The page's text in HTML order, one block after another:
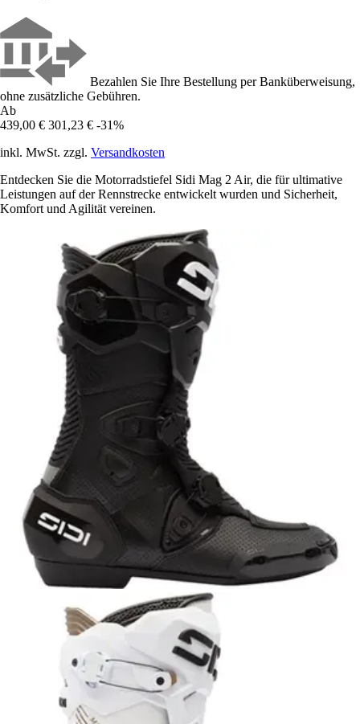
Bezahlen Sie Ihre Bestellung per Banküberweisung,
ohne zusätzliche Gebühren.
Ab
439,00 € 301,23 € -31%
inkl. MwSt. zzgl. Versandkosten
Entdecken Sie die Motorradstiefel Sidi Mag 2 Air, die für ultimative
Leistungen auf der Rennstrecke entwickelt wurden und Sicherheit,
Komfort und Agilität vereinen.